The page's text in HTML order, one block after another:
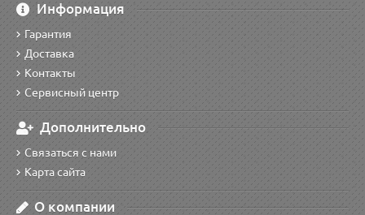
Информация
Гарантия
Доставка
Контакты
Сервисный центр
Дополнительно
Связаться с нами
Карта сайта
О компании